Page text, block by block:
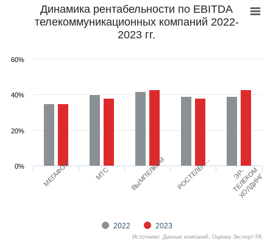
Динамика рентабельности по EBITDA
телекоммуникационных компаний 2022-
2023 гг.
2022 2023
МЕГАФОН МТС ВЫМПЕЛКОМ РОСТЕЛЕК… ЭР-
ТЕЛЕКОМ
ХОЛДИНГ
0%
20%
40%
60%
Источники: Данные компаний, Оценка Эксперт РА